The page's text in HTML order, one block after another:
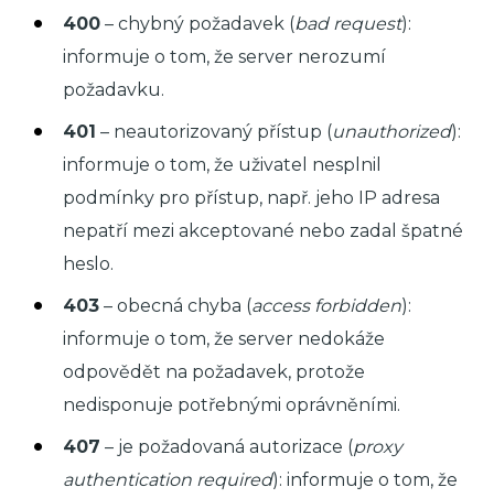
400 – chybný požadavek (bad request):
informuje o tom, že server nerozumí
požadavku.
401 – neautorizovaný přístup (unauthorized):
informuje o tom, že uživatel nesplnil
podmínky pro přístup, např. jeho IP adresa
nepatří mezi akceptované nebo zadal špatné
heslo.
403 – obecná chyba (access forbidden):
informuje o tom, že server nedokáže
odpovědět na požadavek, protože
nedisponuje potřebnými oprávněními.
407 – je požadovaná autorizace (proxy
authentication required): informuje o tom, že